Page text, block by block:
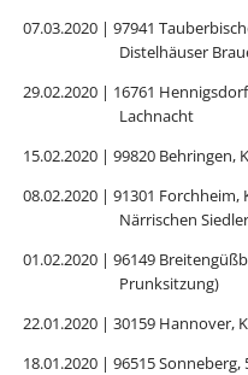
07.03.2020 | 97941
Distelhäuser
29.02.2020 | 16761
Lachnacht
15.02.2020 | 99820 Behringen,
08.02.2020 | 91301
Närrischen
01.02.2020 | 96149
Prunksitzung)
22.01.2020 | 30159 Hannover,
18.01.2020 | 96515